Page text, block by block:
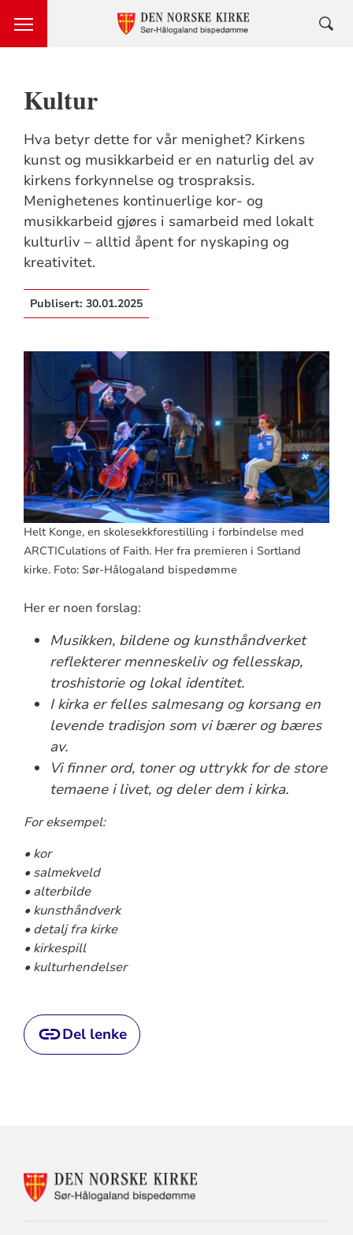
Kultur
Hva betyr dette for vår menighet? Kirkens
kunst og musikkarbeid er en naturlig del av
kirkens forkynnelse og trospraksis.
Menighetenes kontinuerlige kor- og
musikkarbeid gjøres i samarbeid med lokalt
kulturliv – alltid åpent for nyskaping og
kreativitet.
Publisert: 30.01.2025
Helt Konge, en skolesekkforestilling i forbindelse med
ARCTICulations of Faith. Her fra premieren i Sortland
kirke. Foto: Sør-Hålogaland bispedømme
Her er noen forslag:
Musikken, bildene og kunsthåndverket
reflekterer menneskeliv og fellesskap,
troshistorie og lokal identitet.
I kirka er felles salmesang og korsang en
levende tradisjon som vi bærer og bæres
av.
Vi finner ord, toner og uttrykk for de store
temaene i livet, og deler dem i kirka.
For eksempel:
• kor
• salmekveld
• alterbilde
• kunsthåndverk
• detalj fra kirke
• kirkespill
• kulturhendelser
Del lenke
KONTAKTINFORMASJON